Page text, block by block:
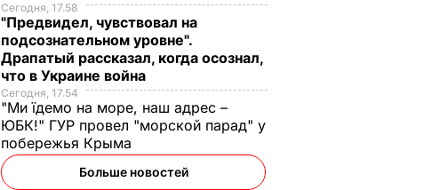
Сегодня, 17.58
"Предвидел, чувствовал на
подсознательном уровне".
Драпатый рассказал, когда осознал,
что в Украине война
Сегодня, 17.54
"Ми їдемо на море, наш адрес –
ЮБК!" ГУР провел "морской парад" у
побережья Крыма
Больше новостей